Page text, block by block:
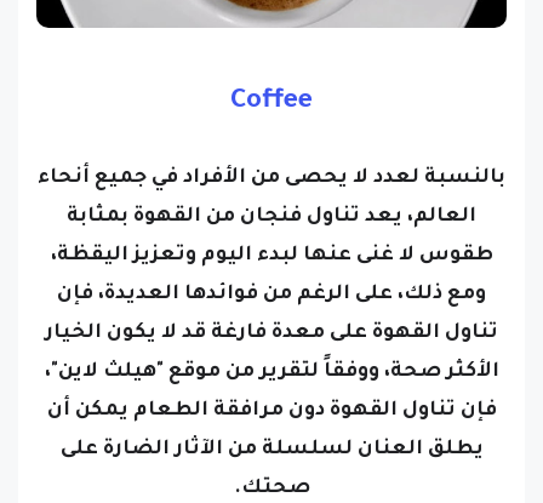
Coffee
بالنسبة لعدد لا يحصى من الأفراد في جميع أنحاء
العالم، يعد تناول فنجان من القهوة بمثابة
طقوس لا غنى عنها لبدء اليوم وتعزيز اليقظة،
ومع ذلك، على الرغم من فوائدها العديدة، فإن
تناول القهوة على معدة فارغة قد لا يكون الخيار
الأكثر صحة، ووفقاً لتقرير من موقع "هيلث لاين"،
فإن تناول القهوة دون مرافقة الطعام يمكن أن
يطلق العنان لسلسلة من الآثار الضارة على
صحتك.